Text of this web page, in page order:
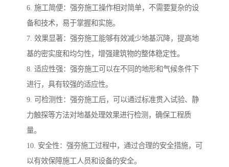
6. 施工简便：强夯施工操作相对简单，不需要复杂的设
备和技术，易于掌握和实施。
7. 效果显著：强夯施工能够有效减少地基沉降，提高地
基的密实度和均匀性，增强建筑物的整体稳定性。
8. 适应性强：强夯施工可以在不同的地形和气候条件下
进行，具有较强的适应性。
9. 可检测性：强夯施工后，可以通过标准贯入试验、静
力触探等方法对地基处理效果进行检测，确保工程质
量。
10. 安全性：强夯施工过程中，通过合理的安全措施，可
以有效保障施工人员和设备的安全。